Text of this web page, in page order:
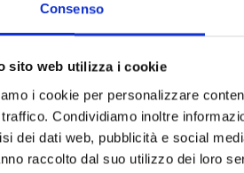
Consenso
sito web utilizza i cookie
i cookie per personalizzare
Condividiamo inoltre
dei dati web, pubblicità e social
raccolto dal suo utilizzo dei loro
Cuore
di
[...]